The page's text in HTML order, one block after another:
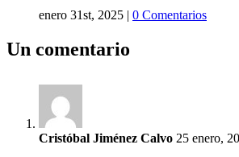
enero 31st, 2025 | 0 Comentarios
Un comentario
Cristóbal Jiménez Calvo 25 enero,